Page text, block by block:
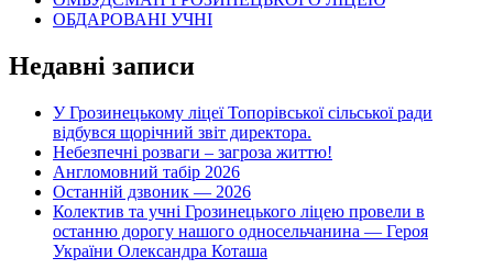
ОБДАРОВАНІ УЧНІ
Недавні записи
У Грозинецькому ліцеї Топорівської сільської ради
відбувся щорічний звіт директора.
Небезпечні розваги – загроза життю!
Англомовний табір 2026
Останній дзвоник — 2026
Колектив та учні Грозинецького ліцею провели в
останню дорогу нашого односельчанина — Героя
України Олександра Коташа